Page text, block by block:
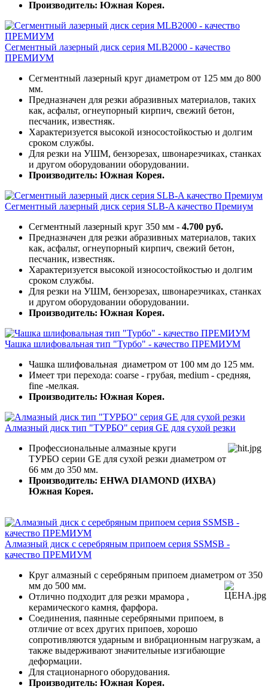
Производитель: Южная Корея.
Сегментный лазерный диск серия MLB2000 - качество
ПРЕМИУМ
Сегментный лазерный круг диаметром от 125 мм до 800
мм.
Предназначен для резки абразивных материалов, таких
как, асфальт, огнеупорный кирпич, свежий бетон,
песчаник, известняк.
Характеризуется высокой износостойкостью и долгим
сроком службы.
Для резки на УШМ, бензорезах, швонарезчиках, станках
и другом оборудовании оборудовании.
Производитель: Южная Корея.
Сегментный лазерный диск серия SLB-A качество Премиум
Сегментный лазерный круг 350 мм - 4.700 руб.
Предназначен для резки абразивных материалов, таких
как, асфальт, огнеупорный кирпич, свежий бетон,
песчаник, известняк.
Характеризуется высокой износостойкостью и долгим
сроком службы.
Для резки на УШМ, бензорезах, швонарезчиках, станках
и другом оборудовании оборудовании.
Производитель: Южная Корея.
Чашка шлифовальная тип "Турбо" - качество ПРЕМИУМ
Чашка шлифовальная диаметром от 100 мм до 125 мм.
Имеет три перехода: coarse - грубая, medium - средняя,
fine -мелкая.
Производитель: Южная Корея.
Алмазный диск тип "ТУРБО" серия GE для сухой резки
Профессиональные алмазные круги
ТУРБО серии GE для сухой резки диаметром от
66 мм до 350 мм.
Производитель: EHWA DIAMOND (ИХВА)
Южная Корея.
Алмазный диск с серебряным припоем серия SSMSB -
качество ПРЕМИУМ
Круг алмазный с серебряным припоем диаметром от 350
мм до 500 мм.
Отлично подходит для резки мрамора ,
керамического камня, фарфора.
Соединения, паянные серебряными припоем, в
отличие от всех других припоев, хорошо
сопротивляются ударным и вибрационным нагрузкам, а
также выдерживают значительные изгибающие
деформации.
Для стационарного оборудования.
Производитель: Южная Корея.